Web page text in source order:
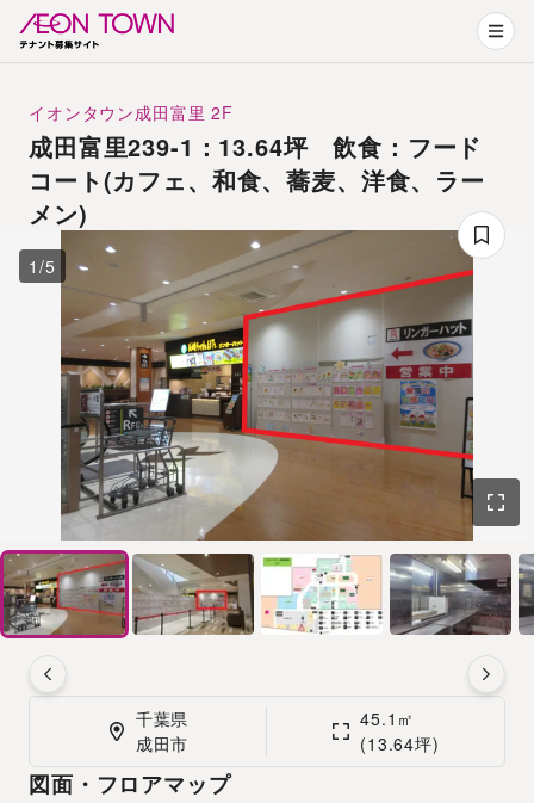
イオンタウン成田富里 2F
成田富里239-1：13.64坪 飲食：フード
コート(カフェ、和食、蕎麦、洋食、ラー
メン)
1 /5
千葉県
成田市
45.1㎡
(13.64坪)
図面・フロアマップ